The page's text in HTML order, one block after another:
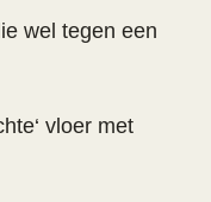
wel tegen een
vloer met